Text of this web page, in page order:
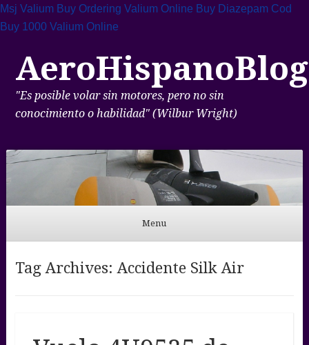
Msj Valium Buy Ordering Valium Online Buy Diazepam Cod
Buy 1000 Valium Online
AeroHispanoBlog
"Es posible volar sin motores, pero no sin
conocimiento o habilidad" (Wilbur Wright)
Menu
Tag Archives: Accidente Silk Air